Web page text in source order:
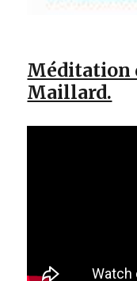
Méditation
Maillard.